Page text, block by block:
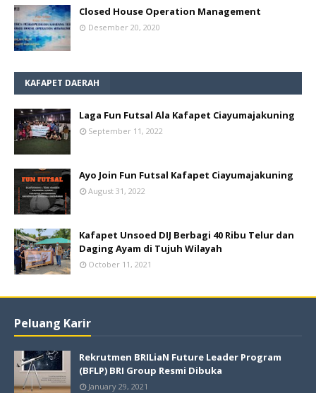
Closed House Operation Management
Desember 20, 2020
KAFAPET DAERAH
Laga Fun Futsal Ala Kafapet Ciayumajakuning
September 11, 2022
Ayo Join Fun Futsal Kafapet Ciayumajakuning
August 31, 2022
Kafapet Unsoed DIJ Berbagi 40 Ribu Telur dan
Daging Ayam di Tujuh Wilayah
October 11, 2021
Peluang Karir
Rekrutmen BRILiaN Future Leader Program
(BFLP) BRI Group Resmi Dibuka
January 29, 2021